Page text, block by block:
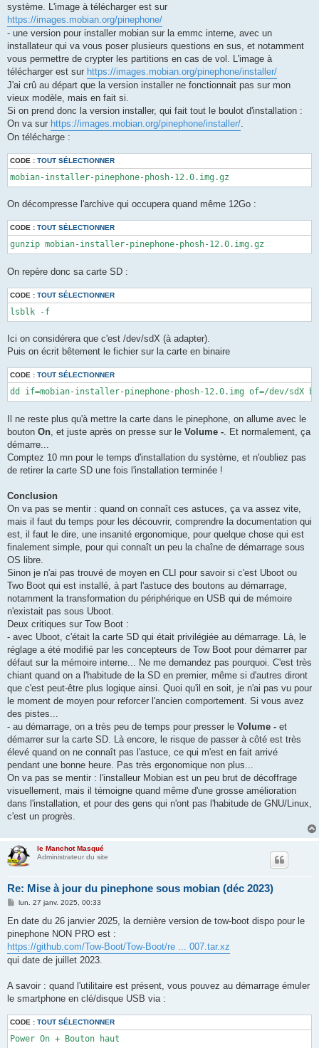
système. L'image à télécharger est sur
https://images.mobian.org/pinephone/
- une version pour installer mobian sur la emmc interne, avec un
installateur qui va vous poser plusieurs questions en sus, et notamment
vous permettre de crypter les partitions en cas de vol. L'image à
télécharger est sur https://images.mobian.org/pinephone/installer/
J'ai crû au départ que la version installer ne fonctionnait pas sur mon
vieux modèle, mais en fait si.
Si on prend donc la version installer, qui fait tout le boulot d'installation :
On va sur https://images.mobian.org/pinephone/installer/
On télécharge :
CODE : TOUT SÉLECTIONNER
mobian-installer-pinephone-phosh-12.0.img.gz
On décompresse l'archive qui occupera quand même 12Go :
CODE : TOUT SÉLECTIONNER
gunzip mobian-installer-pinephone-phosh-12.0.img.gz
On repère donc sa carte SD :
CODE : TOUT SÉLECTIONNER
lsblk -f
Ici on considérera que c'est /dev/sdX (à adapter).
Puis on écrit bêtement le fichier sur la carte en binaire
CODE : TOUT SÉLECTIONNER
dd if=mobian-installer-pinephone-phosh-12.0.img of=/dev/sdX
Il ne reste plus qu'à mettre la carte dans le pinephone, on allume avec le
bouton On, et juste après on presse sur le Volume -. Et normalement, ça
démarre...
Comptez 10 mn pour le temps d'installation du système, et n'oubliez pas
de retirer la carte SD une fois l'installation terminée !
Conclusion
On va pas se mentir : quand on connaît ces astuces, ça va assez vite,
mais il faut du temps pour les découvrir, comprendre la documentation qui
est, il faut le dire, une insanité ergonomique, pour quelque chose qui est
finalement simple, pour qui connaît un peu la chaîne de démarrage sous
OS libre.
Sinon je n'ai pas trouvé de moyen en CLI pour savoir si c'est Uboot ou
Two Boot qui est installé, à part l'astuce des boutons au démarrage,
notamment la transformation du périphérique en USB qui de mémoire
n'existait pas sous Uboot.
Deux critiques sur Tow Boot :
- avec Uboot, c'était la carte SD qui était privilégiée au démarrage. Là, le
réglage a été modifié par les concepteurs de Tow Boot pour démarrer par
défaut sur la mémoire interne... Ne me demandez pas pourquoi. C'est très
chiant quand on a l'habitude de la SD en premier, même si d'autres diront
que c'est peut-être plus logique ainsi. Quoi qu'il en soit, je n'ai pas vu pour
le moment de moyen pour reforcer l'ancien comportement. Si vous avez
des pistes...
- au démarrage, on a très peu de temps pour presser le Volume - et
démarrer sur la carte SD. Là encore, le risque de passer à côté est très
élevé quand on ne connaît pas l'astuce, ce qui m'est en fait arrivé
pendant une bonne heure. Pas très ergonomique non plus...
On va pas se mentir : l'installeur Mobian est un peu brut de décoffrage
visuellement, mais il témoigne quand même d'une grosse amélioration
dans l'installation, et pour des gens qui n'ont pas l'habitude de GNU/Linux,
c'est un progrès.
le Manchot Masqué
Administrateur du site
Re: Mise à jour du pinephone sous mobian (déc 2023)
M
s
a
g
e
lun. 27 janv. 2025, 00:33
En date du 26 janvier 2025, la dernière version de tow-boot dispo pour le
pinephone NON PRO est :
https://github.com/Tow-Boot/Tow-Boot/re ... 007.tar.xz
qui date de juillet 2023.
A savoir : quand l'utilitaire est présent, vous pouvez au démarrage émuler
le smartphone en clé/disque USB via :
CODE : TOUT SÉLECTIONNER
Power On + Bouton haut